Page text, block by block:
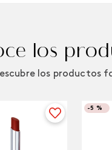
los
los productos
-5 %